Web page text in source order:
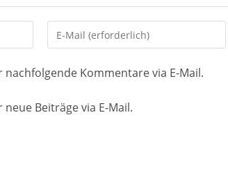
Gib
deine
Mail-
Adresse
Kommentare via E-Mail.
Beiträge via E-Mail.